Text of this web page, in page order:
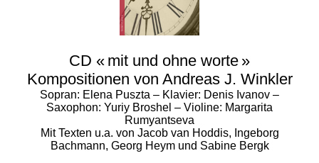
CD « mit und ohne worte »
Kompositionen von Andreas J. Winkler
Sopran: Elena Puszta – Klavier: Denis Ivanov –
Saxophon: Yuriy Broshel – Violine: Margarita
Rumyantseva
Mit Texten u.a. von Jacob van Hoddis, Ingeborg
Bachmann, Georg Heym und Sabine Bergk